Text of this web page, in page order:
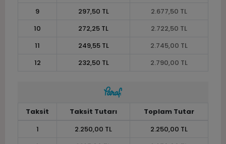
9
297,50 TL
2.677,50 TL
10
272,25 TL
2.722,50 TL
11
249,55 TL
2.745,00 TL
12
232,50 TL 2.790,00 TL
Taksit Taksit Tutarı
Toplam Tutar
1
2.250,00 TL
2.250,00 TL